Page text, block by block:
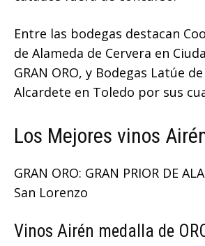
Entre las bodegas destacan
de Alameda de Cervera en
GRAN ORO, y Bodegas Latúe
Alcardete en Toledo por sus
Los Mejores vinos
GRAN ORO: GRAN PRIOR DE
San Lorenzo
Vinos Airén medalla de